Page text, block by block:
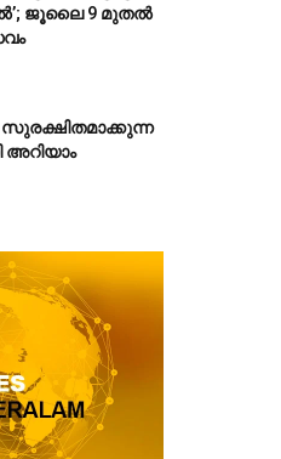
ജൂലൈ 9 മുതൽ
സുരക്ഷിതമാക്കുന്ന
അറിയാം